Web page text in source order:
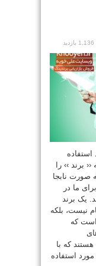
1,136 بازدید
استفاده
برند ›› را
صورت نابجا
ما در
یک برند
نیست، بلکه
است که
که با
استفاده